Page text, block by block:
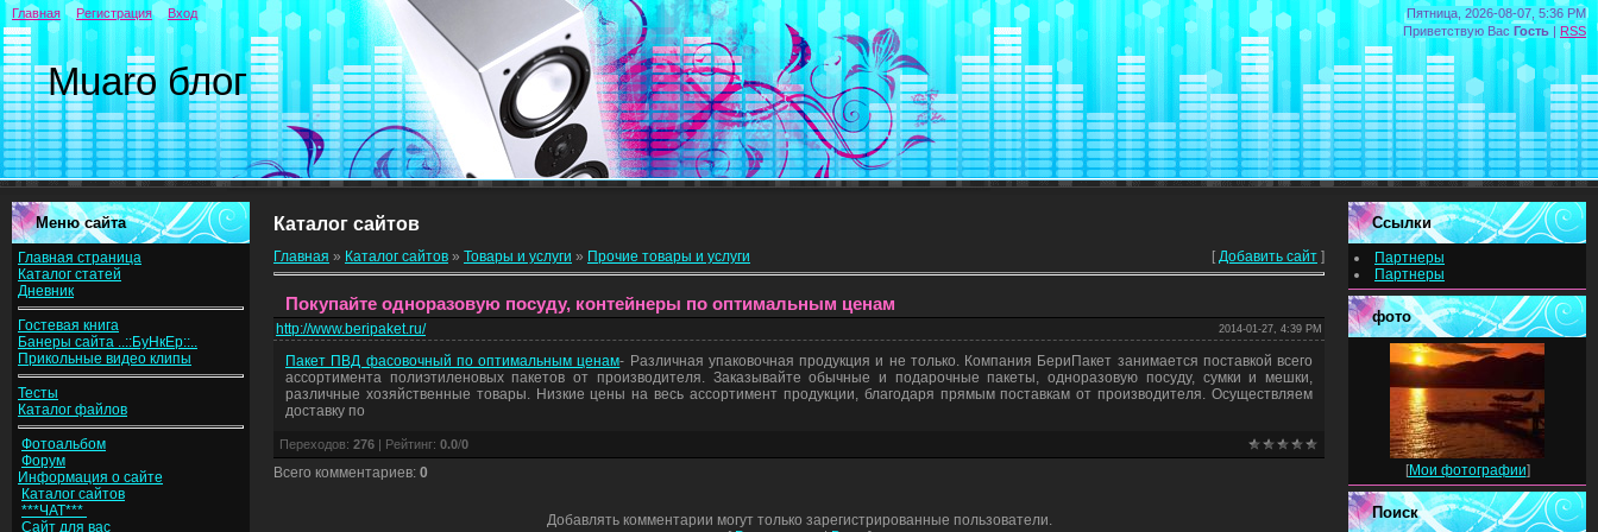
Пятница, 2026-08-07, 5:36 PM
Приветствую Вас Гость | RSS
Muaro блог
Главная Регистрация Вход
Меню сайта
Главная страница
Каталог статей
Дневник
Гостевая книга
Банеры сайта ..::БуНкЕр::..
Прикольные видео клипы
Тесты
Каталог файлов
Фотоальбом
Форум
Информация о сайте
Каталог сайтов
***ЧАТ***
Сайт для вас
Каталог сайтов
Главная » Каталог сайтов » Товары и услуги » Прочие товары и услуги [ Добавить сайт ]
Покупайте одноразовую посуду, контейнеры по оптимальным ценам
http://www.beripaket.ru/ 2014-01-27, 4:39 PM
Пакет ПВД фасовочный по оптимальным ценам- Различная упаковочная продукция и не только. Компания БериПакет занимается поставкой всего
ассортимента полиэтиленовых пакетов от производителя. Заказывайте обычные и подарочные пакеты, одноразовую посуду, сумки и мешки,
различные хозяйственные товары. Низкие цены на весь ассортимент продукции, благодаря прямым поставкам от производителя. Осуществляем
доставку по
Переходов: 276 | Рейтинг: 0.0/0
Всего комментариев: 0
Добавлять комментарии могут только зарегистрированные пользователи.
Ссылки
Партнеры
Партнеры
фото
[Мои фотографии]
Поиск